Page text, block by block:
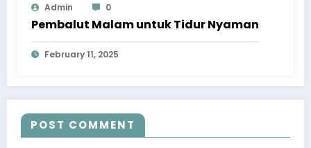
Admin 0
Pembalut Malam untuk Tidur Nyaman
February 11, 2025
POST COMMENT